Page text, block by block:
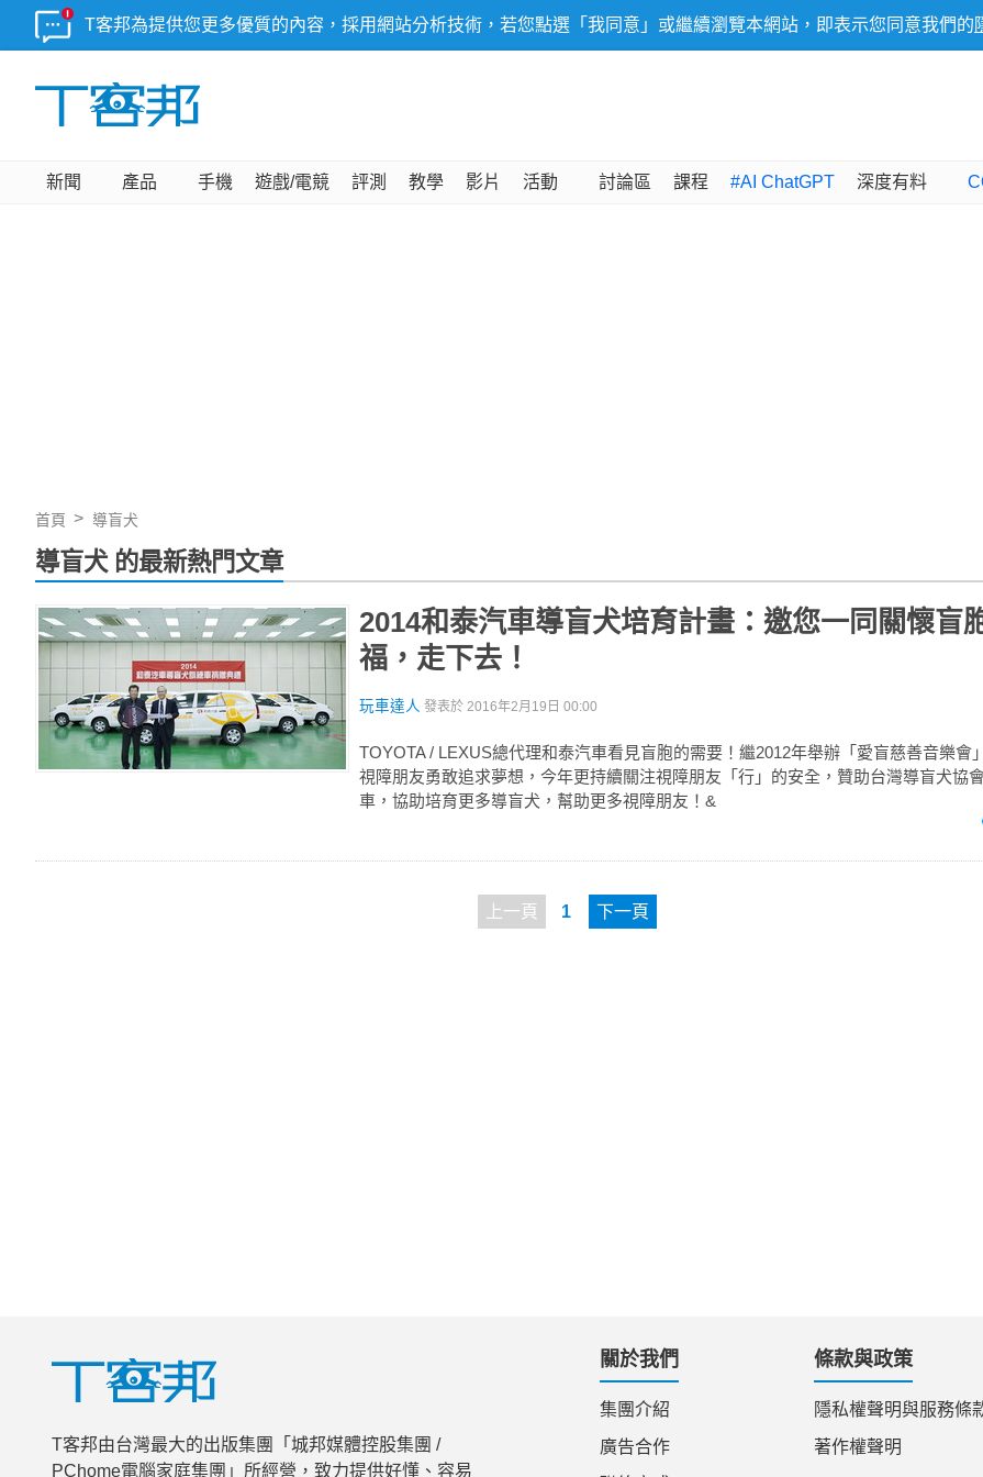
T客邦為提供您更多優質的內容，採用網站分析技術，若您點選「我同意」或繼續瀏覽本網站，即表示您同意我們的
新聞 產品 手機 遊戲/電競 評測 教學 影片 活動 討論區 課程 #AI ChatGPT 深度有料
首頁 導盲犬
導盲犬 的最新熱門文章
2014和泰汽車導盲犬培育計畫：邀您一同關懷盲
福，走下去！
玩車達人 發表於 2016年2月19日 00:00
TOYOTA / LEXUS總代理和泰汽車看見盲胞的需要！繼2012年舉辦「愛盲慈善音樂會
視障朋友勇敢追求夢想，今年更持續關注視障朋友「行」的安全，贊助台灣導盲犬協
車，協助培育更多導盲犬，幫助更多視障朋友！&
上一頁 1 下一頁
T客邦由台灣最大的出版集團「城邦媒體控股集團 /
PChome電腦家庭集團」所經營，致力提供好懂、容易
關於我們
集團介紹
廣告合作
條款與政策
隱私權聲明與服務條
著作權聲明